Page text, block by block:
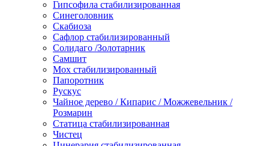
Гипсофила стабилизированная
Синеголовник
Скабиоза
Сафлор стабилизированный
Солидаго /Золотарник
Самшит
Мох стабилизированный
Папоротник
Рускус
Чайное дерево / Кипарис / Можжевельник /
Розмарин
Статица стабилизированная
Чистец